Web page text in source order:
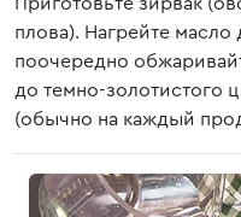
плова). Нагрейте
поочередно
до темно-золотистого
(обычно на каждый